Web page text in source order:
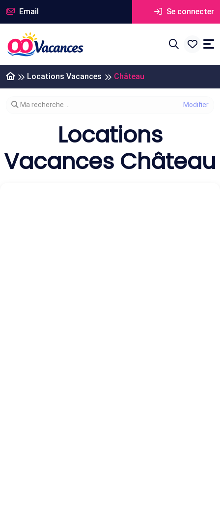
Email Se connecter
Locations Vacances Château
Modifier votre recherche
Ma recherche ...
Locations
Vacances Château